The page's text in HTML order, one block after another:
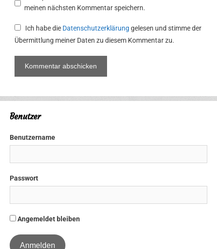
meinen nächsten Kommentar speichern.
Ich habe die Datenschutzerklärung gelesen und stimme der
Übermittlung meiner Daten zu diesem Kommentar zu.
Benutzer
Benutzername
Passwort
Angemeldet bleiben